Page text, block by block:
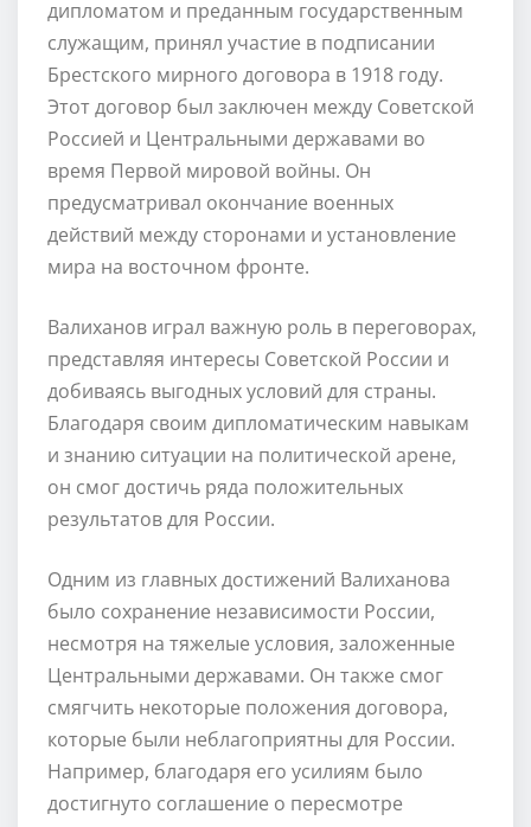
дипломатом и преданным государственным
служащим, принял участие в подписании
Брестского мирного договора в 1918 году.
Этот договор был заключен между Советской
Россией и Центральными державами во
время Первой мировой войны. Он
предусматривал окончание военных
действий между сторонами и установление
мира на восточном фронте.
Валиханов играл важную роль в переговорах,
представляя интересы Советской России и
добиваясь выгодных условий для страны.
Благодаря своим дипломатическим навыкам
и знанию ситуации на политической арене,
он смог достичь ряда положительных
результатов для России.
Одним из главных достижений Валиханова
было сохранение независимости России,
несмотря на тяжелые условия, заложенные
Центральными державами. Он также смог
смягчить некоторые положения договора,
которые были неблагоприятны для России.
Например, благодаря его усилиям было
достигнуто соглашение о пересмотре